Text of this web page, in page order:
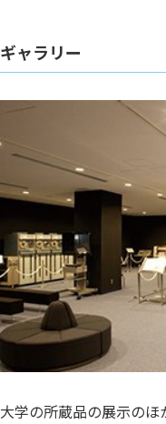
ギャラリー
大学の所蔵品の展示の